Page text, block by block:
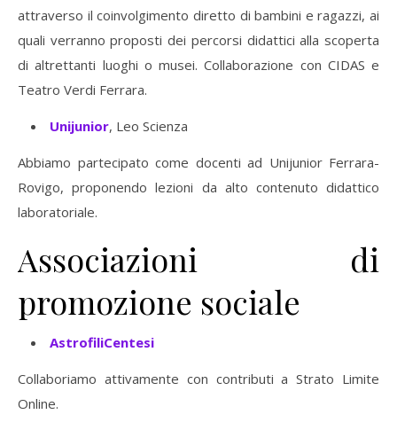
attraverso il coinvolgimento diretto di bambini e ragazzi, ai
quali verranno proposti dei percorsi didattici alla scoperta
di altrettanti luoghi o musei. Collaborazione con CIDAS e
Teatro Verdi Ferrara.
Unijunior, Leo Scienza
Abbiamo partecipato come docenti ad Unijunior Ferrara-
Rovigo, proponendo lezioni da alto contenuto didattico
laboratoriale.
Associazioni di
promozione sociale
AstrofiliCentesi
Collaboriamo attivamente con contributi a Strato Limite
Online.